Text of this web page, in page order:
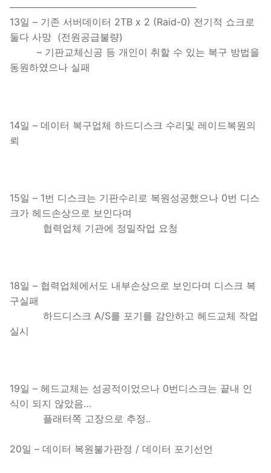
────────────────────────────
13일 – 기존 서버데이터 2TB x 2 (Raid-0) 전기적 쇼크로
둘다 사망 (전원공급불량)
– 기판교체신공 등 개인이 취할 수 있는 복구 방법을
동원하였으나 실패
14일 – 데이터 복구업체 하드디스크 수리및 레이드복원의
뢰
15일 – 1번 디스크는 기판수리로 복원성공했으나 0번 디스
크가 헤드손상으로 보인다며
협력업체 기관에 정밀작업 요청
18일 – 협력업체에서도 내부손상으로 보인다며 디스크 복
구실패
하드디스크 A/S를 포기를 감안하고 헤드교체 작업
실시
19일 – 헤드교체는 성공적이었으나 0번디스크는 끝내 인
식이 되지 않았음…
플래터쪽 고장으로 추정..
20일 – 데이터 복원불가판정 / 데이터 포기선언